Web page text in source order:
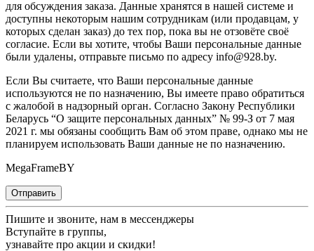
для обсуждения заказа. Данные хранятся в нашей системе и
доступны некоторым нашим сотрудникам (или продавцам, у
которых сделан заказ) до тех пор, пока вы не отзовёте своё
согласие. Если вы хотите, чтобы Ваши персональные данные
были удалены, отправьте письмо по адресу info@928.by.
Если Вы считаете, что Ваши персональные данные
используются не по назначению, Вы имеете право обратиться
с жалобой в надзорный орган. Согласно Закону Республики
Беларусь “О защите персональных данных” № 99-З от 7 мая
2021 г. мы обязаны сообщить Вам об этом праве, однако мы не
планируем использовать Ваши данные не по назначению.
MegaFrameBY
Отправить
Пишите и звоните, нам в мессенджеры
Вступайте в группы,
узнавайте про акции и скидки!